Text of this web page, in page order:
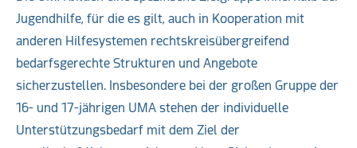
Jugendhilfe, für die es gilt, auch in Kooperation mit
anderen Hilfesystemen rechtskreisübergreifend
bedarfsgerechte Strukturen und Angebote
sicherzustellen. Insbesondere bei der großen Gruppe der
16- und 17-jährigen UMA stehen der individuelle
Unterstützungsbedarf mit dem Ziel der